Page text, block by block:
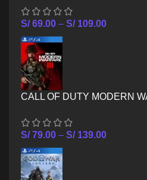
S/69.00 – S/109.00
CALL OF DUTY MODERN
S/79.00 – S/139.00